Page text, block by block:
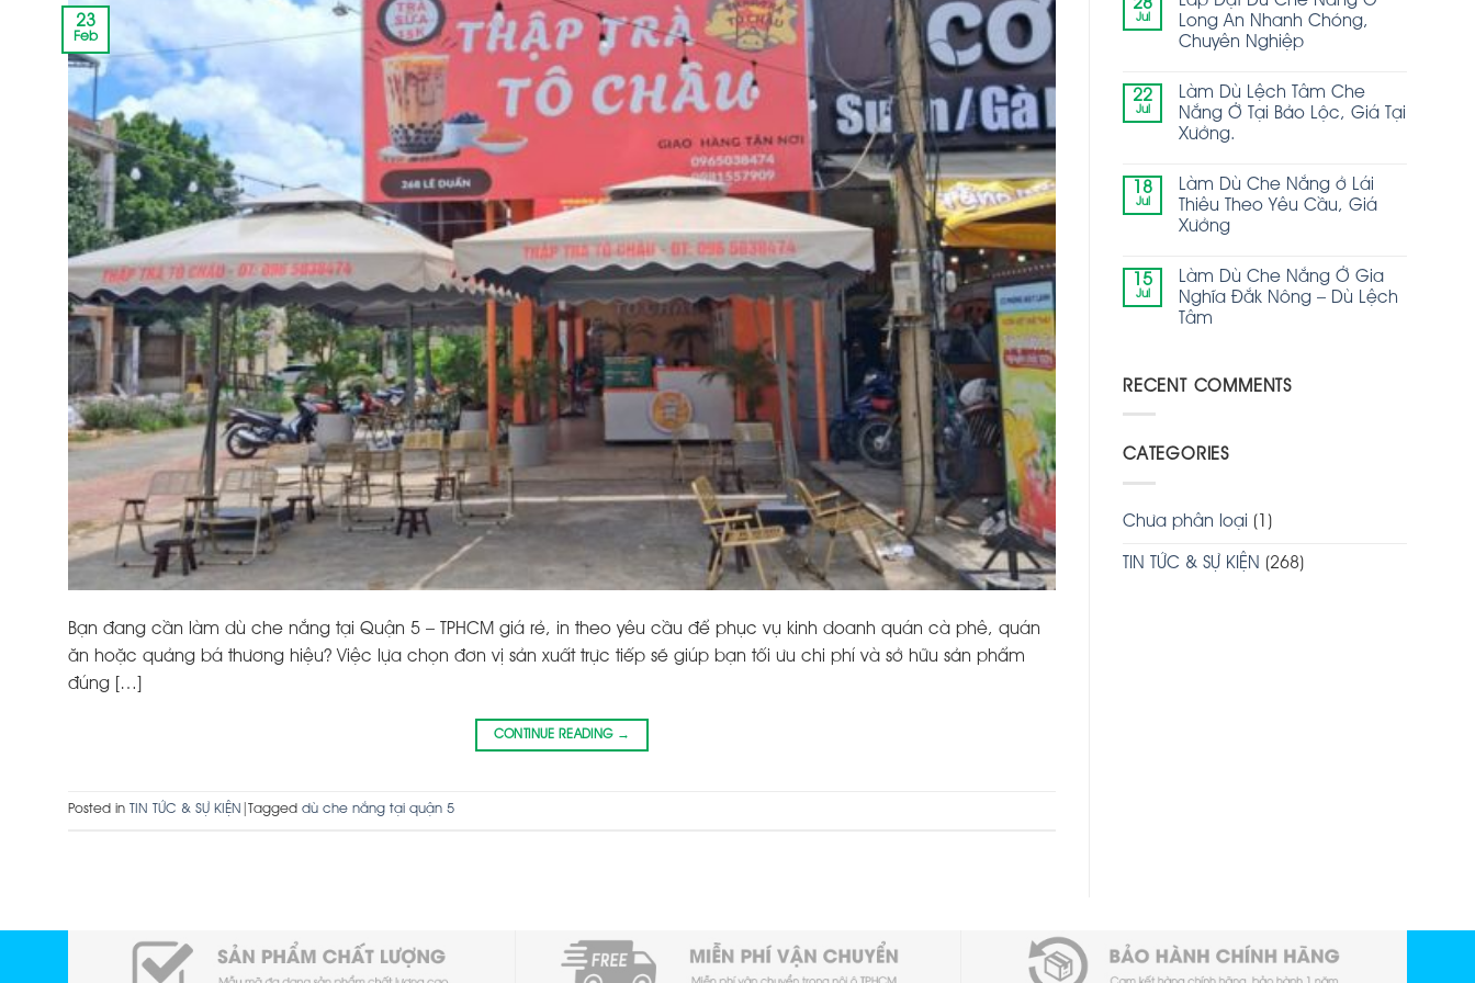
23
Feb
Bạn đang cần làm dù che nắng tại Quận 5 – TPHCM giá rẻ, in theo yêu cầu để phục vụ kinh doanh quán cà phê, quán
ăn hoặc quảng bá thương hiệu? Việc lựa chọn đơn vị sản xuất trực tiếp sẽ giúp bạn tối ưu chi phí và sở hữu sản phẩm
đúng […]
CONTINUE READING →
Posted in TIN TỨC & SỰ KIỆN Tagged dù che nắng tại quận 5
28
Jul
Long An Nhanh Chóng,
Chuyên Nghiệp
22
Jul
Làm Dù Lệch Tâm Che
Nắng Ở Tại Bảo Lộc, Giá Tại
Xưởng.
18
Jul
Làm Dù Che Nắng ở Lái
Thiêu Theo Yêu Cầu, Giá
Xưởng
15
Jul
Làm Dù Che Nắng Ở Gia
Nghĩa Đắk Nông – Dù Lệch
Tâm
RECENT COMMENTS
CATEGORIES
Chưa phân loại (1)
TIN TỨC & SỰ KIỆN (268)